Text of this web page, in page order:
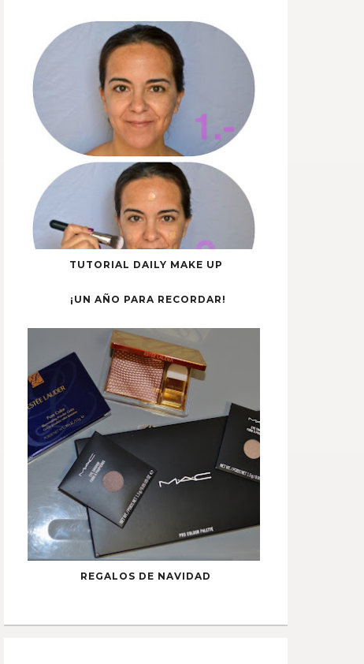
TUTORIAL DAILY MAKE UP
¡UN AÑO PARA RECORDAR!
REGALOS DE NAVIDAD